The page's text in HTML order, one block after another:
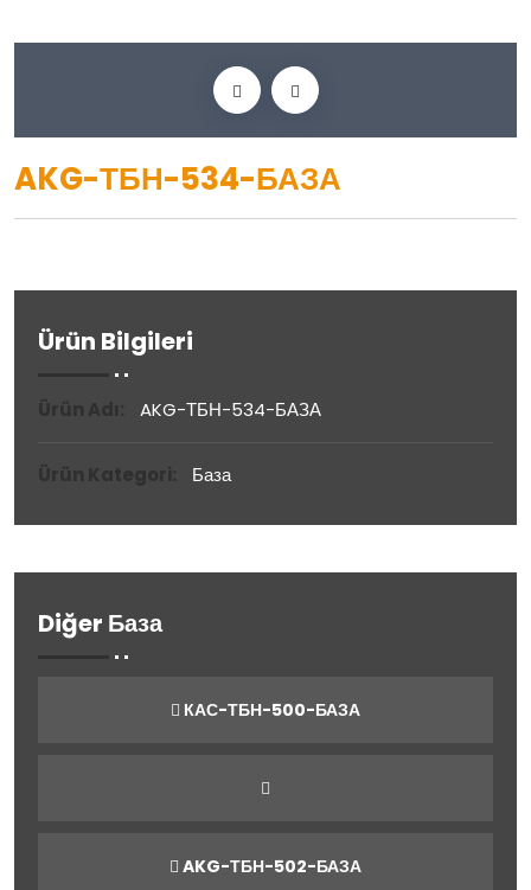
AKG-ТБН-534-БАЗА
Ürün Bilgileri
AKG-ТБН-534-БАЗА
База
Diğer База
КАС-ТБН-500-БАЗА
AKG-ТБН-502-БАЗА